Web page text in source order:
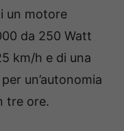
un motore
da 250 Watt
km/h e di una
un’autonomia
tre ore.